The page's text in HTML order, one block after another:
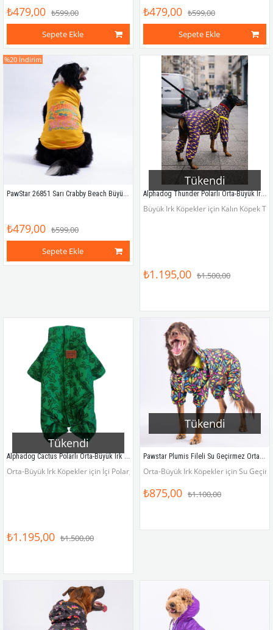
₺479,00 ₺599,00
Sepete Ekle
₺479,00 ₺599,00
Sepete Ekle
PawStar 26851 Sarı Crabby Beach Büyük Tişört
₺479,00 ₺599,00
Sepete Ekle
%20 İndirim
Tükendi
Alphadog Thunder Polarlı Orta-Büyük Irk Köpek Yağmurluk Tulumu
Büyük Irk Köpekler için Kalın Köpek
₺1.195,00 ₺1.500,00
Tükendi
Alphadog Cactus Polarlı Orta-Büyük Irk Köpek Yağmurluk Tulumu
Orta-Büyük Irk Köpekler için İçi Polar, Kalın Köpek Tulumu
₺1.195,00 ₺1.500,00
Tükendi
Pawstar Plumis Fileli Su Geçirmez Orta-Büyük Irk Köpek Yağmurluk Tulum
Orta-Büyük Irk Köpekler için Su
₺875,00 ₺1.100,00